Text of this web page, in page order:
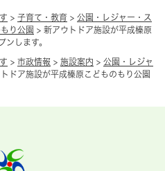
> 子育て・教育 > 公園・レジャー・ス
り公園 > 新アウトドア施設が平成榛原
ンします。
> 市政情報 > 施設案内 > 公園・レジャ
ドア施設が平成榛原こどものもり公園